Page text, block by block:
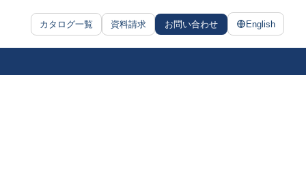
カタログ一覧 資料請求 お問い合わせ English